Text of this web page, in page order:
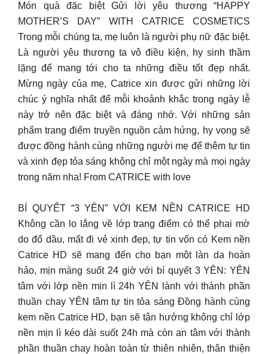
Món quà đặc biệt Gửi lời yêu thương “HAPPY
MOTHER’S DAY” WITH CATRICE COSMETICS
Trong mỗi chúng ta, mẹ luôn là người phụ nữ đặc biệt.
Là người yêu thương ta vô điều kiện, hy sinh thầm
lặng để mang tới cho ta những điều tốt đẹp nhất.
Mừng ngày của mẹ, Catrice xin được gửi những lời
chúc ý nghĩa nhất để mỗi khoảnh khắc trong ngày lễ
này trở nên đặc biệt và đáng nhớ. Với những sản
phẩm trang điểm truyền nguồn cảm hứng, hy vọng sẽ
được đồng hành cùng những người mẹ để thêm tự tin
và xinh đẹp tỏa sáng không chỉ một ngày mà mọi ngày
trong năm nha! From CATRICE with love
BÍ QUYẾT “3 YÊN” VỚI KEM NỀN CATRICE HD
Không cần lo lắng về lớp trang điểm có thể phai mờ
do đổ dầu, mất đi vẻ xinh đẹp, tự tin vốn có Kem nền
Catrice HD sẽ mang đến cho bạn một làn da hoàn
hảo, mịn màng suốt 24 giờ với bí quyết 3 YÊN: YÊN
tâm với lớp nền mịn lì 24h YÊN lành với thành phần
thuần chay YÊN tâm tự tin tỏa sáng Đồng hành cùng
kem nền Catrice HD, bạn sẽ tận hưởng không chỉ lớp
nền mịn lì kéo dài suốt 24h mà còn an tâm với thành
phần thuần chay hoàn toàn từ thiên nhiên, thân thiện